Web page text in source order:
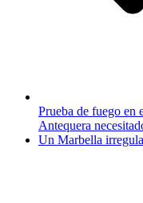
Prueba de fuego en
Antequera
Un Marbella